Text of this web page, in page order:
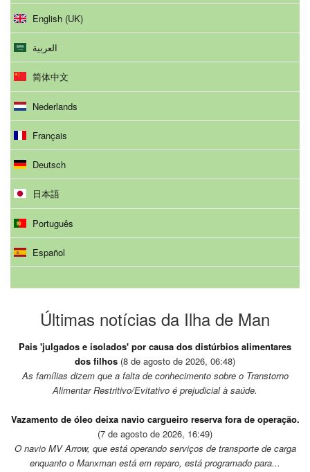
English (UK)
العربية
简体中文
Nederlands
Français
Deutsch
日本語
Português
Español
Últimas notícias da Ilha de Man
Pais 'julgados e isolados' por causa dos distúrbios alimentares
dos filhos (8 de agosto de 2026, 06:48)
As famílias dizem que a falta de conhecimento sobre o Transtorno
Alimentar Restritivo/Evitativo é prejudicial à saúde.
Vazamento de óleo deixa navio cargueiro reserva fora de operação.
(7 de agosto de 2026, 16:49)
O navio MV Arrow, que está operando serviços de transporte de carga
enquanto o Manxman está em reparo, está programado para...